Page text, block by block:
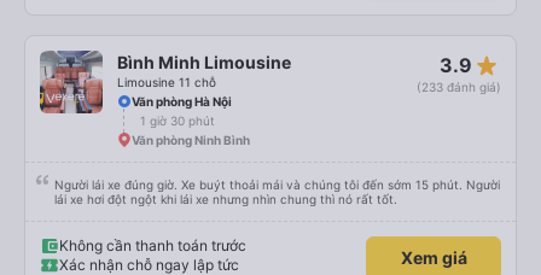
Bình Minh Limousine
Limousine 11 chỗ
3.9 star_rate
(233 đánh giá)
Văn phòng Hà Nội
1 giờ 30 phút
Văn phòng Ninh Bình
Người lái xe đúng giờ. Xe buýt thoải mái và chúng tôi đến sớm 15 phút. Người
lái xe hơi đột ngột khi lái xe nhưng nhìn chung thì nó rất tốt.
Không cần thanh toán trước
Xác nhận chỗ ngay lập tức
Xem giá